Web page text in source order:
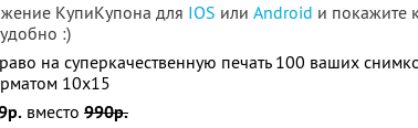
КупиКупона для IOS или Android и покажите
:)
на суперкачественную печать 100 ваших
10х15
вместо 990р.